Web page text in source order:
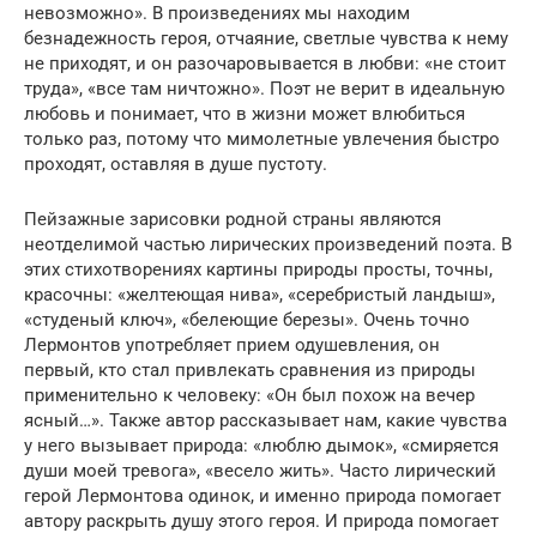
невозможно». В произведениях мы находим
безнадежность героя, отчаяние, светлые чувства к нему
не приходят, и он разочаровывается в любви: «не стоит
труда», «все там ничтожно». Поэт не верит в идеальную
любовь и понимает, что в жизни может влюбиться
только раз, потому что мимолетные увлечения быстро
проходят, оставляя в душе пустоту.
Пейзажные зарисовки родной страны являются
неотделимой частью лирических произведений поэта. В
этих стихотворениях картины природы просты, точны,
красочны: «желтеющая нива», «серебристый ландыш»,
«студеный ключ», «белеющие березы». Очень точно
Лермонтов употребляет прием одушевления, он
первый, кто стал привлекать сравнения из природы
применительно к человеку: «Он был похож на вечер
ясный…». Также автор рассказывает нам, какие чувства
у него вызывает природа: «люблю дымок», «смиряется
души моей тревога», «весело жить». Часто лирический
герой Лермонтова одинок, и именно природа помогает
автору раскрыть душу этого героя. И природа помогает